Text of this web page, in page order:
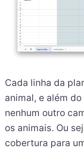
Cada linha da
animal, e além
nenhum outro
os animais. Ou
cobertura para